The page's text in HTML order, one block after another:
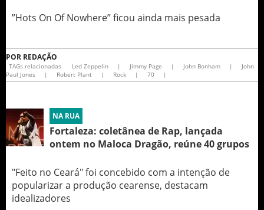
”Hots On Of Nowhere” ficou ainda mais pesada
POR REDAÇÃO
TAGs relacionadas Led Zeppelin | Jimmy Page | John Bonham |
John
Paul Jones
| Robert Plant | Rock | 70 |
NA RUA
Fortaleza: coletânea de Rap, lançada
ontem no Maloca Dragão, reúne 40 grupos
"Feito no Ceará" foi concebido com a intenção de
popularizar a produção cearense, destacam
idealizadores